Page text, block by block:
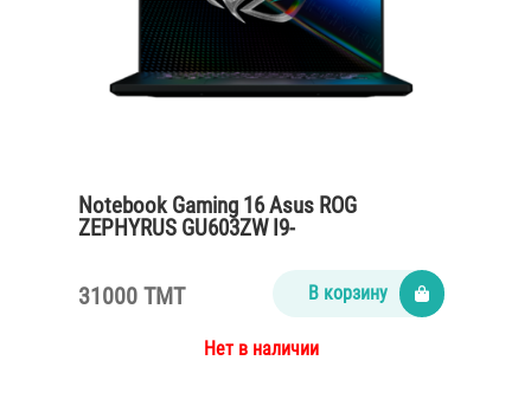
Notebook Gaming 16 Asus ROG
ZEPHYRUS GU603ZW I9-
31000 TMT В корзину
Нет в наличии